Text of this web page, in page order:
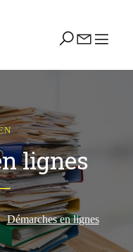
lignes
Démarches en lignes